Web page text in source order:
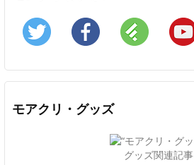
Twitter Facebook Feedly
モアクリ・グッズ
グッズ関連記事